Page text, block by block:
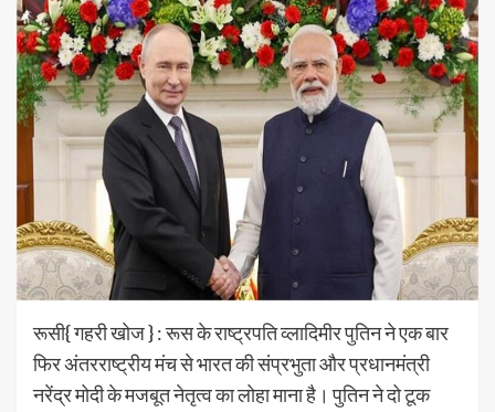
रूसी{ गहरी खोज } : रूस के राष्ट्रपति व्लादिमीर पुतिन ने एक बार
फिर अंतरराष्ट्रीय मंच से भारत की संप्रभुता और प्रधानमंत्री
नरेंद्र मोदी के मजबूत नेतृत्व का लोहा माना है। पुतिन ने दो टूक